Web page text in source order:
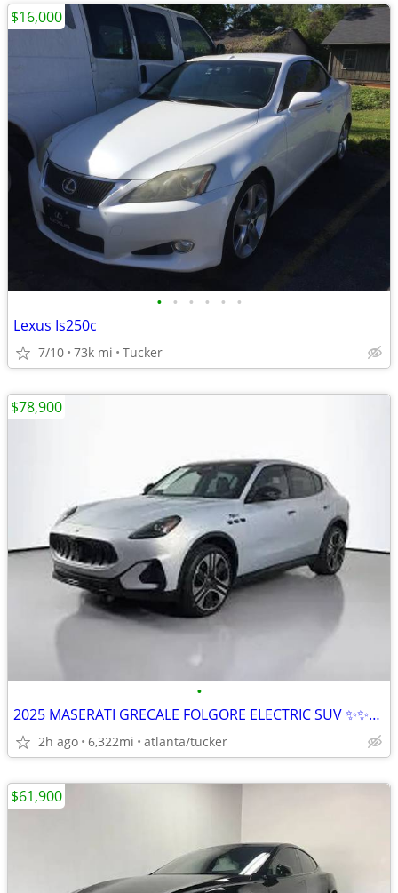
• • • • • •
Lexus Is250c
7/10 73k mi Tucker
$16,000
•
2025 MASERATI GRECALE FOLGORE ELECTRIC SUV ✨✨✨✨✨✨
2h ago 6,322mi atlanta/tucker
$78,900
$61,900